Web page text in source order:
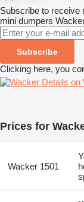
Subscribe to receive
mini dumpers
Subscribe
Clicking here, you
Details on
Prices for
Wacker 1501